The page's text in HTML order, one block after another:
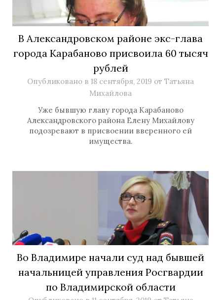
В Александровском районе экс-глава
города Карабаново присвоила 60 тысяч
рублей
Опубликовано в 18 сентября, 2019 от Татьяна
Михайлова
Уже бывшую главу города Карабаново
Александровского района Елену Михайлову
подозревают в присвоении вверенного ей
имущества.
Во Владимире начали суд над бывшей
начальницей управления Росгвардии
по Владимирской области